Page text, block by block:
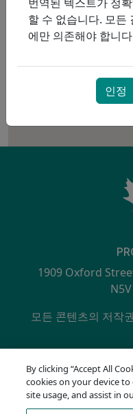
1909 Oxford
모든 콘텐츠의 저작
개
규
할 수 없습니다. 모든
에만 의존해야 합니
인정
By clicking “Accept All
cookies on your device
site usage, and assist in